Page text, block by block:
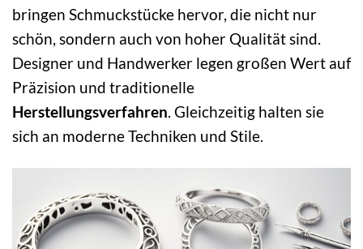
bringen Schmuckstücke hervor, die nicht nur
schön, sondern auch von hoher Qualität sind.
Designer und Handwerker legen großen Wert auf
Präzision und traditionelle
Herstellungsverfahren . Gleichzeitig halten sie
sich an moderne Techniken und Stile.